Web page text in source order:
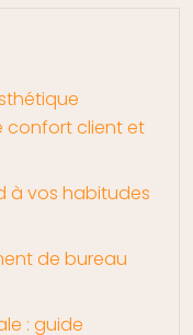
confort client et
à vos habitudes
de bureau
: guide